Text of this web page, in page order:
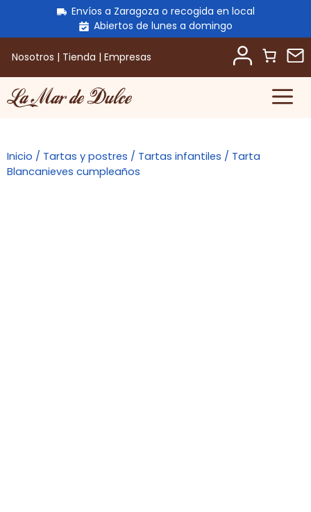
Envíos a Zaragoza o recogida en local
Abiertos de lunes a domingo
Nosotros | Tienda | Empresas
Saltar
al
Inicio / Tartas y postres / Tartas infantiles / Tarta
Blancanieves cumpleaños